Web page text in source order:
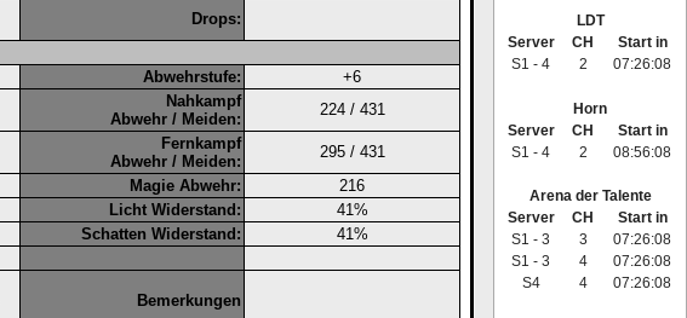
Drops:
Abwehrstufe:
+6
Nahkampf
Abwehr / Meiden:
224 / 431
Fernkampf
Abwehr / Meiden:
295 / 431
Magie Abwehr:
216
Licht Widerstand:
41%
Schatten Widerstand:
41%
Bemerkungen
LDT
Server
CH
Start in
S1 - 4
2 07:26:08
Horn
Server
CH
Start in
S1 - 4
2 08:56:08
Arena der Talente
Server
CH
Start in
S1 - 3
3
07:26:08
S1 - 3
4
07:26:08
S4
4 07:26:08